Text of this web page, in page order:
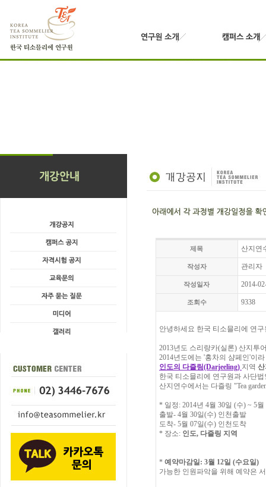
제목 산지연
작성자 관리자
작성일자 2014-
조회수 9338
안녕하세요 한국 티소믈리에 연
2013년도 스리랑카(실론) 산지투
2014년도에는 '홍차의 샴페인'이
인도의 다즐링(Darjeeling) 지역
한국 티소믈리에 연구원과 사단
산지연수에서는 다즐링 "Tea
* 일정: 2014년 4월 30일 (수) ~ 5
출발- 4월 30일(수) 인천출발
도착- 5월 07일(수) 인천도착
* 장소: 인도, 다즐링 지역
* 예약마감일: 3월 12일 (수요일)
가능한 인원파악을 위해 예약은